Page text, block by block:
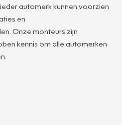
automerk kunnen voorzien
en
Onze monteurs zijn
kennis om alle automerken